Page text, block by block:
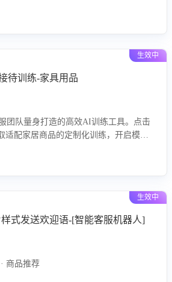
生效中
待训练-家具用品
团队量身打造的高效AI训练工具。点击
适配家居商品的定制化训练，开启模拟
的专业应对能力。
生效中
式发送欢迎语-[智能客服机器人]
商品推荐